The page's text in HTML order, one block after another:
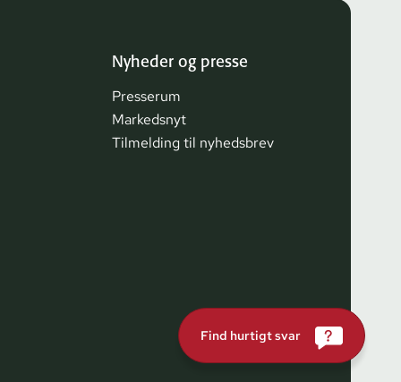
Nyheder og presse
Presserum
Markedsnyt
Tilmelding til nyhedsbrev
Find hurtigt svar